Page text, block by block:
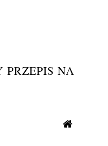
PRZEPIS NA